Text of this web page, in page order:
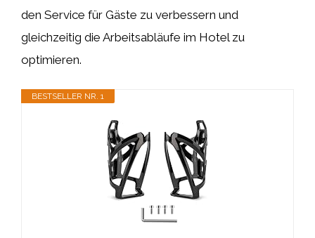
den Service für Gäste zu verbessern und
gleichzeitig die Arbeitsabläufe im Hotel zu
optimieren.
BESTSELLER NR. 1